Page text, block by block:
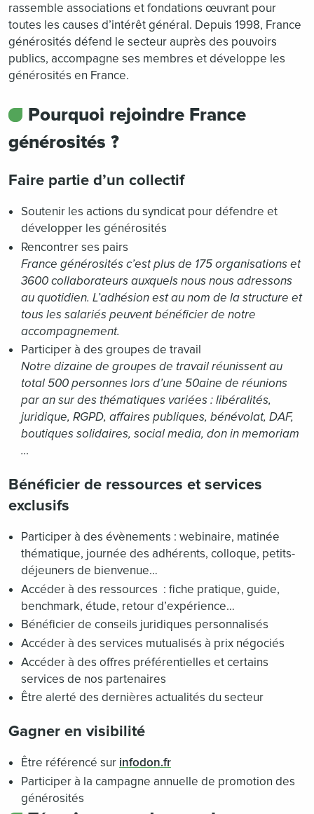
rassemble associations et fondations œuvrant pour
toutes les causes d’intérêt général. Depuis 1998, France
générosités défend le secteur auprès des pouvoirs
publics, accompagne ses membres et développe les
générosités en France.
Pourquoi rejoindre France
générosités ?
Faire partie d’un collectif
Soutenir les actions du syndicat pour défendre et
développer les générosités
Rencontrer ses pairs
France générosités c’est plus de 175 organisations et
3600 collaborateurs auxquels nous nous adressons
au quotidien. L’adhésion est au nom de la structure et
tous les salariés peuvent bénéficier de notre
accompagnement.
Participer à des groupes de travail
Notre dizaine de groupes de travail réunissent au
total 500 personnes lors d’une 50aine de réunions
par an sur des thématiques variées : libéralités,
juridique, RGPD, affaires publiques, bénévolat, DAF,
boutiques solidaires, social media, don in memoriam
…
Bénéficier de ressources et services
exclusifs
Participer à des évènements : webinaire, matinée
thématique, journée des adhérents, colloque, petits-
déjeuners de bienvenue…
Accéder à des ressources : fiche pratique, guide,
benchmark, étude, retour d’expérience…
Bénéficier de conseils juridiques personnalisés
Accéder à des services mutualisés à prix négociés
Accéder à des offres préférentielles et certains
services de nos partenaires
Être alerté des dernières actualités du secteur
Gagner en visibilité
Être référencé sur infodon.fr
Participer à la campagne annuelle de promotion des
générosités